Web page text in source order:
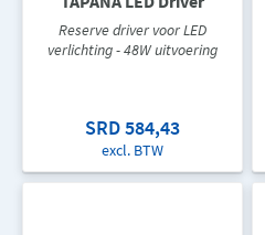
Reserve driver voor LED
verlichting - 48W uitvoering
SRD 584,43
excl. BTW